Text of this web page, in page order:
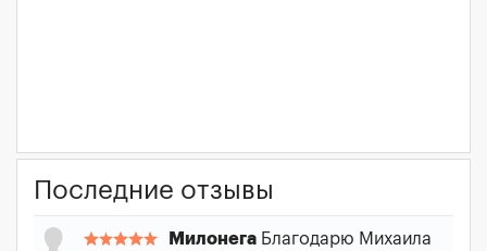
Последние отзывы
Милонега Благодарю Михаила